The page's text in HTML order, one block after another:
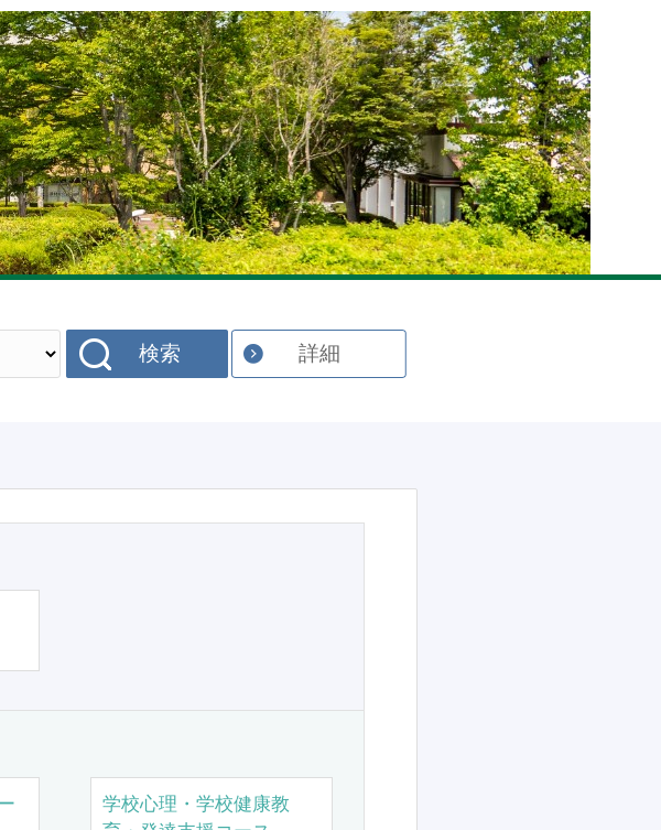
English
検索 詳細
学校心理・学校健康教